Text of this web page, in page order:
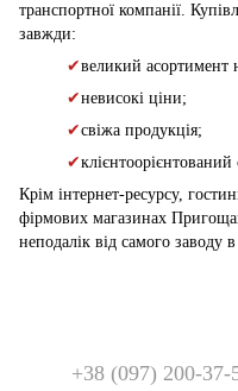
транспортної компанії.
завжди:
✔великий асортимент
✔невисокі ціни;
✔свіжа продукція;
✔клієнтоорієнтований
Крім інтернет-ресурсу,
фірмових магазинах
неподалік від самого заводу
+38 (097) 200-37-